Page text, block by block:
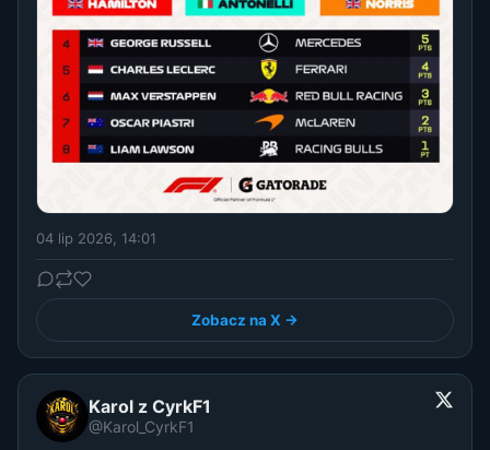
04 lip 2026, 14:01
Zobacz na X →
Karol z CyrkF1
@Karol_CyrkF1